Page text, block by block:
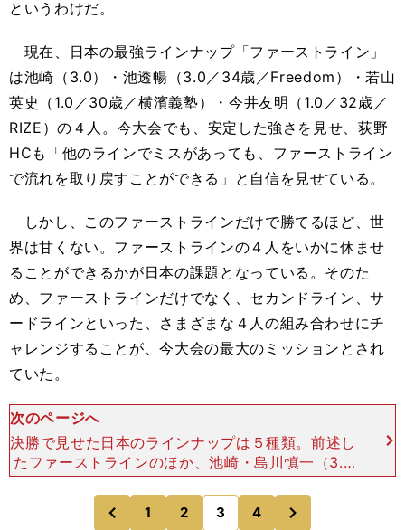
というわけだ。
現在、日本の最強ラインナップ「ファーストライン」
は池崎（3.0）・池透暢（3.0／34歳／Freedom）・若山
英史（1.0／30歳／横濱義塾）・今井友明（1.0／32歳／
RIZE）の４人。今大会でも、安定した強さを見せ、荻野
HCも「他のラインでミスがあっても、ファーストライン
で流れを取り戻すことができる」と自信を見せている。
しかし、このファーストラインだけで勝てるほど、世
界は甘くない。ファーストラインの４人をいかに休ませ
ることができるかが日本の課題となっている。そのた
め、ファーストラインだけでなく、セカンドライン、サ
ードラインといった、さまざまな４人の組み合わせにチ
ャレンジすることが、今大会の最大のミッションとされ
ていた。
次のページへ
決勝で見せた日本のラインナップは５種類。前述し
たファーストラインのほか、池崎・島川慎一（3.0
／40歳／BLITZ）・若山・今井のライン、池・佐
藤佳人（2.0／34歳／BLAST）・庄子健（2.0／3
前
のページへ
1 2 3 4
のページへ